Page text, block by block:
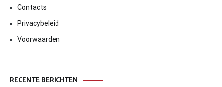
Contacts
Privacybeleid
Voorwaarden
RECENTE BERICHTEN